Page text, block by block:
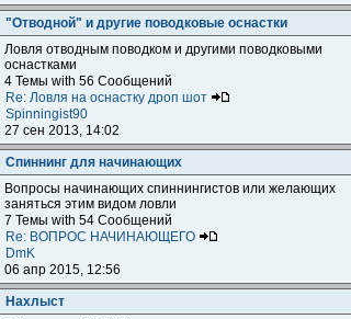
"Отводной" и другие поводковые оснастки
Ловля отводным поводком и другими поводковыми
оснастками
4 Темы with 56 Сообщений
Re: Ловля на оснастку дроп шот
Spinningist90
27 сен 2013, 14:02
Спиннинг для начинающих
Вопросы начинающих спиннингистов или желающих
заняться этим видом ловли
7 Темы with 54 Сообщений
Re: ВОПРОС НАЧИНАЮЩЕГО
DmK
06 апр 2015, 12:56
Нахлыст